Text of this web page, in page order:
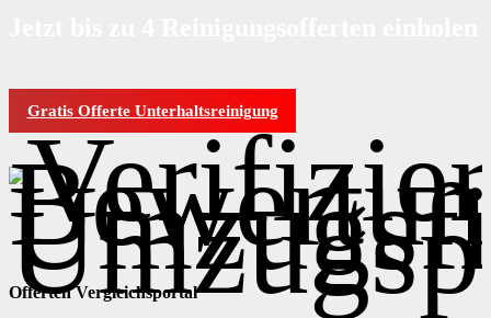
Gratis Offerte Unterhaltsreinigung
Offerten Vergleichsportal